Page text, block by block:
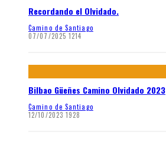
Recordando el Olvidado.
Camino de Santiago
07/07/2025 1214
Bilbao Güeñes Camino Olvidado 2023
Camino de Santiago
12/10/2023 1928